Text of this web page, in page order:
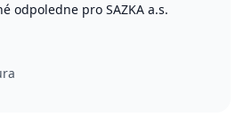
odpoledne pro SAZKA a.s.